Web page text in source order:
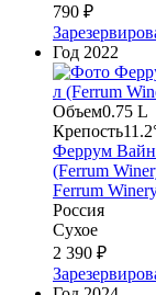
790 ₽
Год 2022
Объем0.75 L
Крепость
Феррум
(Ferrum
Ferrum
Россия
Сухое
2 390 ₽